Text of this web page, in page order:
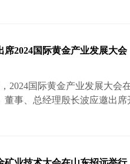
席2024国际黄金产业发展大会
2024国际黄金产业发展大会
董事、总经理殷长波应邀出
展新质生产力为引领，走出